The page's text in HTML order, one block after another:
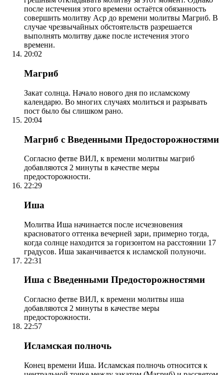
после истечения этого времени остаётся обязанность
совершить молитву Аср до времени молитвы Магриб. В
случае чрезвычайных обстоятельств разрешается
выполнять молитву даже после истечения этого
времени.
20:02
Магриб
Закат солнца. Начало нового дня по исламскому
календарю. Во многих случаях молиться и разрывать
пост было бы слишком рано.
20:04
Магриб с Введенными Предосторожностями
Согласно фетве ВИЛ, к времени молитвы магриб
добавляются 2 минуты в качестве меры
предосторожности.
22:29
Иша
Молитва Иша начинается после исчезновения
красноватого оттенка вечерней зари, примерно тогда,
когда солнце находится за горизонтом на расстоянии 17
градусов. Иша заканчивается к исламской полуночи.
22:31
Иша с Введенными Предосторожностями
Согласно фетве ВИЛ, к времени молитвы иша
добавляются 2 минуты в качестве меры
предосторожности.
22:57
Исламская полночь
Конец времени Иша. Исламская полночь относится к